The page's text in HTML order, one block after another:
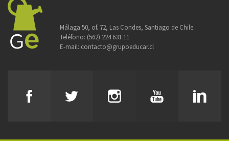
Málaga 50, of. 72, Las Condes, Santiago de Chile.
Teléfono: (562) 224 631 11
E-mail: contacto@grupoeducar.cl